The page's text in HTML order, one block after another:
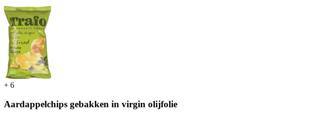
+ 6
Aardappelchips gebakken in virgin olijfolie